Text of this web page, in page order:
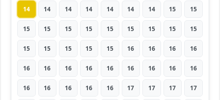
14 14 14 14 14 14 14 15 15
15 15 15 15 15 15 15 15 15
15 15 15 15 15 16 16 16 16
16 16 16 16 16 16 16 16 16
16 16 16 16 16 17 17 17 17